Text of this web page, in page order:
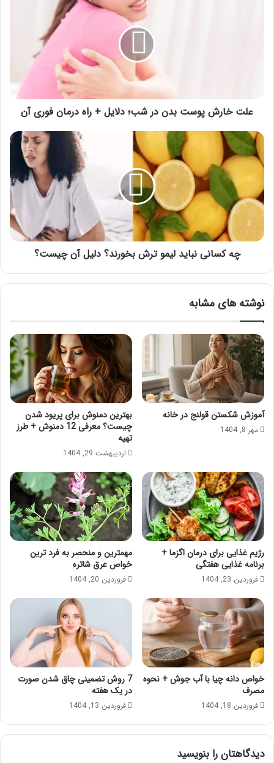
درمان
آن
علت خارش پوست بدن در شب؛ دلایل + راه درمان فوری آن
چه
کسانی
نباید
لیمو
ترش
بخورند؟
دلیل
چیست؟
چه کسانی نباید لیمو ترش بخورند؟ دلیل آن چیست؟
نوشته های مشابه
آموزش شکستن قولنج در خانه
مهر 8, 1404
بهترین دمنوش برای پریود شدن
چیست؟ معرفی 12 دمنوش + طرز
تهیه
اردیبهشت 29, 1404
رژیم غذایی برای درمان اگزما +
برنامه غذایی هفتگی
فروردین 23, 1404
مهمترین و منحصر به فرد ترین
خواص عرق شاتره
فروردین 20, 1404
خواص دانه چیا با آب جوش + نحوه
مصرف
فروردین 18, 1404
7 روش تضمینی چاق شدن صورت
در یک هفته
فروردین 13, 1404
دیدگاهتان را بنویسید